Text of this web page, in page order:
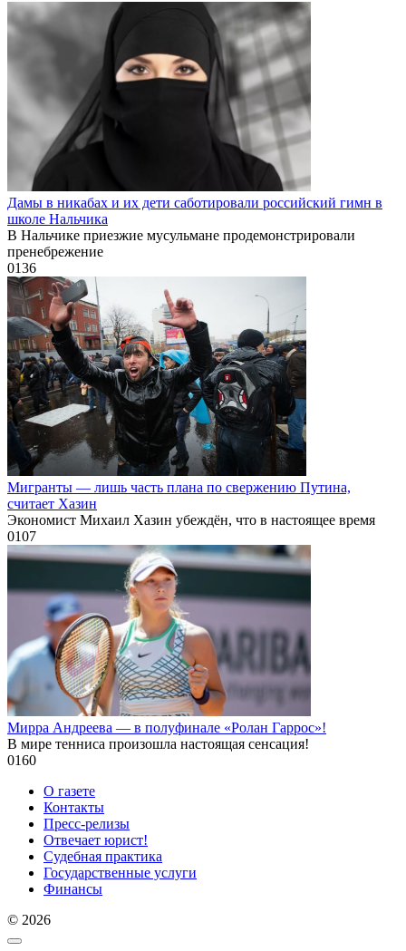
Дамы в никабах и их дети саботировали российский гимн в
школе Нальчика
В Нальчике приезжие мусульмане продемонстрировали
пренебрежение
0136
Мигранты — лишь часть плана по свержению Путина,
считает Хазин
Экономист Михаил Хазин убеждён, что в настоящее время
0107
Мирра Андреева — в полуфинале «Ролан Гаррос»!
В мире тенниса произошла настоящая сенсация!
0160
О газете
Контакты
Пресс-релизы
Отвечает юрист!
Судебная практика
Государственные услуги
Финансы
© 2026